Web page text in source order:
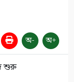
অ- অ+